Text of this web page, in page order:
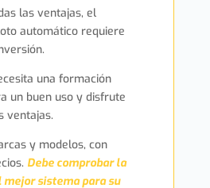
las ventajas, el
automático requiere
una formación
un buen uso y disfrute
ventajas.
y modelos, con
Debe comprobar la
sistema para su